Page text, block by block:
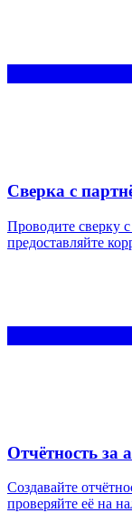
Сверка с
Проводите сверку
предоставляйте
Отчётность за
Создавайте
проверяйте её на